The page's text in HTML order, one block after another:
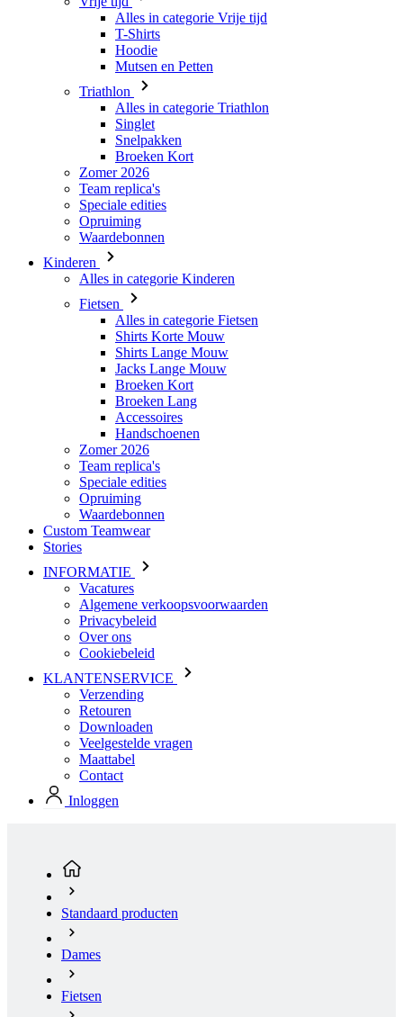
Alles in categorie Vrije tijd
T-Shirts
Hoodie
Mutsen en Petten
Triathlon
Alles in categorie Triathlon
Singlet
Snelpakken
Broeken Kort
Zomer 2026
Team replica's
Speciale edities
Opruiming
Waardebonnen
Kinderen
Alles in categorie Kinderen
Fietsen
Alles in categorie Fietsen
Shirts Korte Mouw
Shirts Lange Mouw
Jacks Lange Mouw
Broeken Kort
Broeken Lang
Accessoires
Handschoenen
Zomer 2026
Team replica's
Speciale edities
Opruiming
Waardebonnen
Custom Teamwear
Stories
INFORMATIE
Vacatures
Algemene verkoopsvoorwaarden
Privacybeleid
Over ons
Cookiebeleid
KLANTENSERVICE
Verzending
Retouren
Downloaden
Veelgestelde vragen
Maattabel
Contact
Inloggen
Standaard producten
Dames
Fietsen